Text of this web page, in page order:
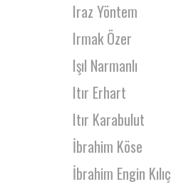
Iraz Yöntem
Irmak Özer
Işıl Narmanlı
Itır Erhart
Itır Karabulut
İbrahim Köse
İbrahim Engin Kılıç